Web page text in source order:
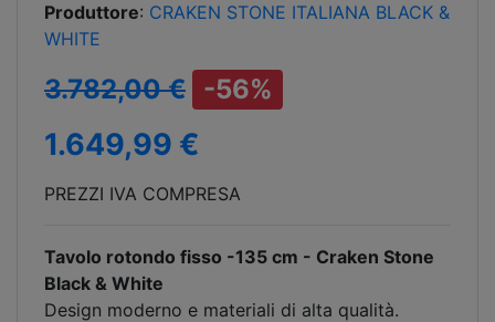
Produttore: CRAKEN STONE ITALIANA BLACK &
WHITE
3.782,00 € -56%
1.649,99 €
PREZZI IVA COMPRESA
Tavolo rotondo fisso -135 cm - Craken Stone
Black & White
Design moderno e materiali di alta qualità.